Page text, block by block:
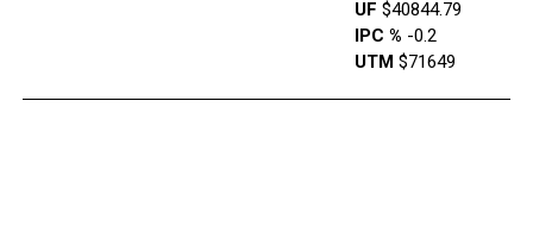
UF $40844.79
IPC % -0.2
UTM $71649